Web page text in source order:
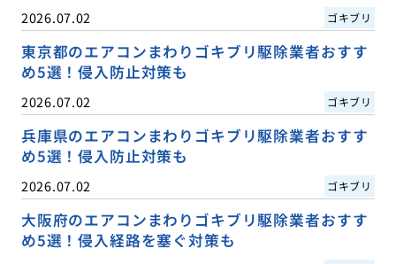
2026.07.02 ゴキブリ
東京都のエアコンまわりゴキブリ駆除業者おすす
め5選！侵入防止対策も
2026.07.02 ゴキブリ
兵庫県のエアコンまわりゴキブリ駆除業者おすす
め5選！侵入防止対策も
2026.07.02 ゴキブリ
大阪府のエアコンまわりゴキブリ駆除業者おすす
め5選！侵入経路を塞ぐ対策も